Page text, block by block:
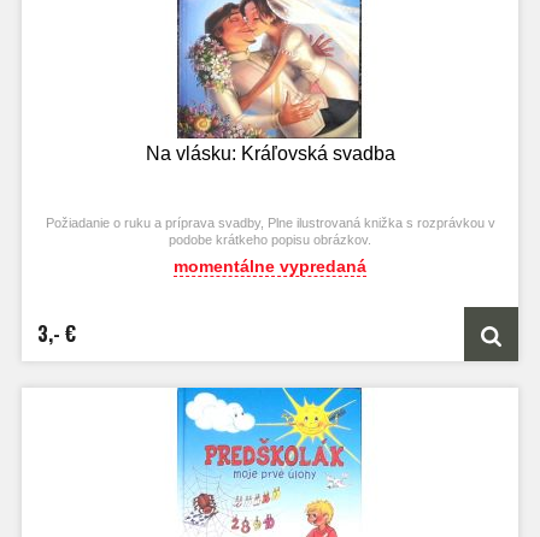
Na vlásku: Kráľovská svadba
Požiadanie o ruku a príprava svadby, Plne ilustrovaná knižka s rozprávkou v
podobe krátkeho popisu obrázkov.
momentálne vypredaná
3,- €